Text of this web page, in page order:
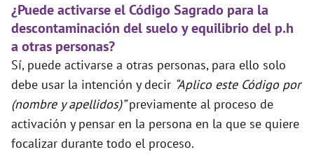
¿Puede activarse el Código Sagrado para la
descontaminación del suelo y equilibrio del p.h
a otras personas?
Sí, puede activarse a otras personas, para ello solo
debe usar la intención y decir “Aplico este Código por
(nombre y apellidos)”previamente al proceso de
activación y pensar en la persona en la que se quiere
focalizar durante todo el proceso.